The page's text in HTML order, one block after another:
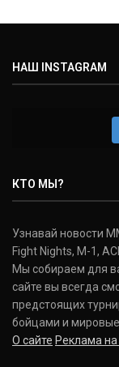
НАШ INSTAGRAM
КТО МЫ?
Узнавай новости
Fight Nights, M-1,
Мы собираем для
сайте вы всегда
предстоящих
бойцами и
О сайте Реклама на